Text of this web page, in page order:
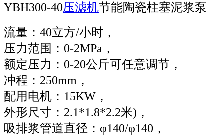
YBH300-40压滤机节能陶瓷柱塞泥浆泵
流量：40立方/小时，
压力范围：0-2MPa，
额定压力：0-20公斤可任意调节，
冲程：250mm，
配用电机：15KW，
外形尺寸：2.1*1.8*2.2米)，
吸排浆管道直径：φ140/φ140，